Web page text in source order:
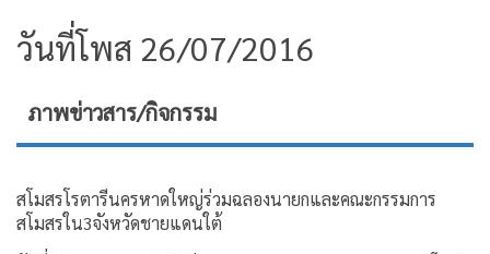
วันที่โพส 26/07/2016
ภาพข่าวสาร/กิจกรรม
สโมสรโรตารีนครหาดใหญ่ร่วมฉลองนายกและคณะกรรมการ
สโมสรใน3จังหวัดชายแดนใต้